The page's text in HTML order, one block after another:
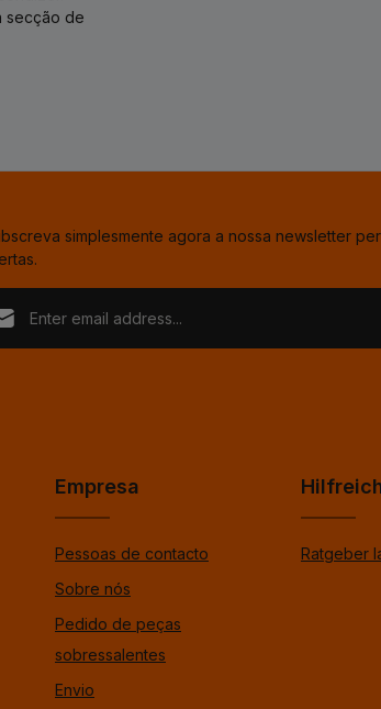
secção de
simplesmente agora a nossa newsletter
de e-mail*
Empresa
Pessoas de contacto
Sobre nós
Pedido de peças
sobressalentes
Envio
Ratgeber